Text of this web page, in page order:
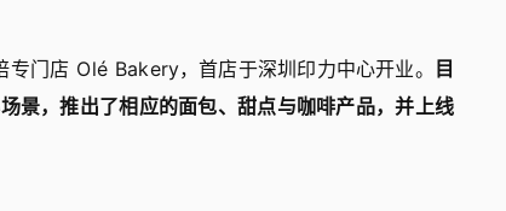
门店 Olé Bakery，首店于深圳印力中心开业。
目
景，推出了相应的面包、甜点与咖啡产品，并上线